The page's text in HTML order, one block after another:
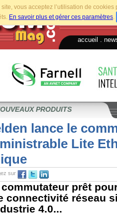
vous acceptez l’utilisation de
En savoir plus et gérer ces paramètres.
accueil
PRODUITS
lance le
Lite
sur
commutateur prêt
connectivité réseau
4.0...